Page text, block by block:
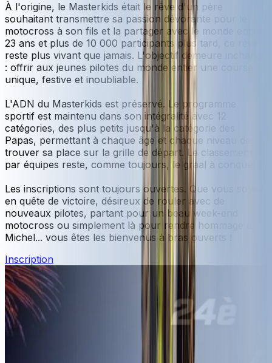
À l'origine, le Masterkids était le rêve d'un père
souhaitant transmettre sa passion dévorante pour le
motocross à son fils et la partager avec le monde entier.
23 ans et plus de 10 000 participants plus tard, ce rêve
reste plus vivant que jamais. L'objectif demeure inchangé
: offrir aux jeunes pilotes du monde entier une course
unique, festive et inoubliable.
L'ADN du Masterkids est préservé. Le programme
sportif est maintenu dans son intégralité avec 12
catégories, des plus petits jusqu'à la catégorie des
Papas, permettant à chaque âge et chaque niveau de
trouver sa place sur la grille de départ. Le classement
par équipes reste, comme toujours, le graal à conquérir.
Les inscriptions sont toujours ouvertes. Que vous soyez
en quête de victoire, désireux de rouler avec de
nouveaux pilotes, partant pour un beau week-end
motocross ou simplement là pour rendre hommage à
Michel... vous êtes les bienvenus à bras ouverts !
Inscription